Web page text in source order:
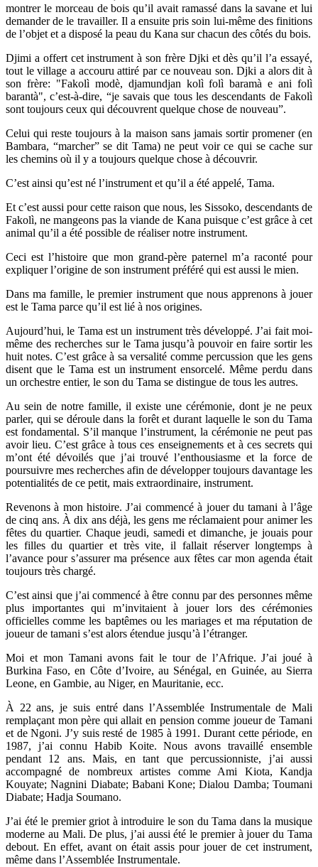
montrer le morceau de bois qu’il avait ramassé dans la savane et lui
demander de le travailler. Il a ensuite pris soin lui-même des finitions
de l’objet et a disposé la peau du Kana sur chacun des côtés du bois.
Djimi a offert cet instrument à son frère Djki et dès qu’il l’a essayé,
tout le village a accouru attiré par ce nouveau son. Djki a alors dit à
son frère: "Fakolì modè, djamundjan kolì folì baramà e ani folì
barantà", c’est-à-dire, “je savais que tous les descendants de Fakolì
sont toujours ceux qui découvrent quelque chose de nouveau”.
Celui qui reste toujours à la maison sans jamais sortir promener (en
Bambara, “marcher” se dit Tama) ne peut voir ce qui se cache sur
les chemins où il y a toujours quelque chose à découvrir.
C’est ainsi qu’est né l’instrument et qu’il a été appelé, Tama.
Et c’est aussi pour cette raison que nous, les Sissoko, descendants de
Fakolì, ne mangeons pas la viande de Kana puisque c’est grâce à cet
animal qu’il a été possible de réaliser notre instrument.
Ceci est l’histoire que mon grand-père paternel m’a raconté pour
expliquer l’origine de son instrument préféré qui est aussi le mien.
Dans ma famille, le premier instrument que nous apprenons à jouer
est le Tama parce qu’il est lié à nos origines.
Aujourd’hui, le Tama est un instrument très développé. J’ai fait moi-
même des recherches sur le Tama jusqu’à pouvoir en faire sortir les
huit notes. C’est grâce à sa versalité comme percussion que les gens
disent que le Tama est un instrument ensorcelé. Même perdu dans
un orchestre entier, le son du Tama se distingue de tous les autres.
Au sein de notre famille, il existe une cérémonie, dont je ne peux
parler, qui se déroule dans la forêt et durant laquelle le son du Tama
est fondamental. S’il manque l’instrument, la cérémonie ne peut pas
avoir lieu. C’est grâce à tous ces enseignements et à ces secrets qui
m’ont été dévoilés que j’ai trouvé l’enthousiasme et la force de
poursuivre mes recherches afin de développer toujours davantage les
potentialités de ce petit, mais extraordinaire, instrument.
Revenons à mon histoire. J’ai commencé à jouer du tamani à l’âge
de cinq ans. À dix ans déjà, les gens me réclamaient pour animer les
fêtes du quartier. Chaque jeudi, samedi et dimanche, je jouais pour
les filles du quartier et très vite, il fallait réserver longtemps à
l’avance pour s’assurer ma présence aux fêtes car mon agenda était
toujours très chargé.
C’est ainsi que j’ai commencé à être connu par des personnes même
plus importantes qui m’invitaient à jouer lors des cérémonies
officielles comme les baptêmes ou les mariages et ma réputation de
joueur de tamani s’est alors étendue jusqu’à l’étranger.
Moi et mon Tamani avons fait le tour de l’Afrique. J’ai joué à
Burkina Faso, en Côte d’Ivoire, au Sénégal, en Guinée, au Sierra
Leone, en Gambie, au Niger, en Mauritanie, ecc.
À 22 ans, je suis entré dans l’Assemblée Instrumentale de Mali
remplaçant mon père qui allait en pension comme joueur de Tamani
et de Ngoni.J’y suis resté de 1985 à 1991. Durant cette période, en
1987, j’ai connu Habib Koite. Nous avons travaillé ensemble
pendant 12 ans. Mais, en tant que percussionniste, j’ai aussi
accompagné de nombreux artistes comme Ami Kiota, Kandja
Kouyate; Nagnini Diabate; Babani Kone; Dialou Damba; Toumani
Diabate; Hadja Soumano.
J’ai été le premier griot à introduire le son du Tama dans la musique
moderne au Mali. De plus, j’ai aussi été le premier à jouer du Tama
debout. En effet, avant on était assis pour jouer de cet instrument,
même dans l’Assemblée Instrumentale.